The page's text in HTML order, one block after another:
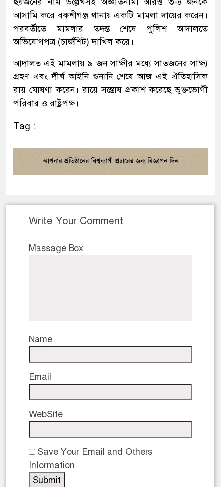
আসামি করে বকশীগঞ্জ থানায় একটি মামলা দায়ের করেন।
পরবর্তীতে মামলার তদন্ত শেষে পুলিশ আদালতে
অভিযোগপত্র (চার্জশিট) দাখিল করে।
আদালত এই মামলায় ৯ জন সাক্ষীর মধ্যে সাতজনের সাক্ষ্য
গ্রহণ এবং দীর্ঘ আইনি শুনানি শেষে আজ এই ঐতিহাসিক
রায় ঘোষণা করেন। রায়ে সন্তোষ প্রকাশ করেছে ভুক্তভোগী
পরিবার ও রাষ্ট্রপক্ষ।
Tag :
Write Your Comment
Massage Box
Name
Email
WebSite
Save Your Email and Others
Information